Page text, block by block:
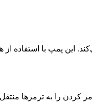
پمپ با استفاده از
کردن را به ترمزها